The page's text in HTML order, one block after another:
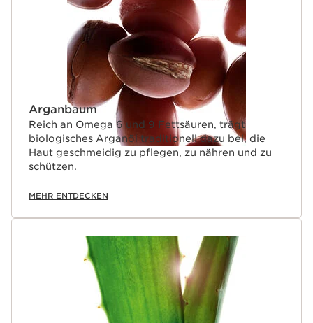
Arganbaum
Reich an Omega 6 und 9 Fettsäuren, trägt
biologisches Arganöl traditionell dazu bei, die
Haut geschmeidig zu pflegen, zu nähren und zu
schützen.
MEHR ENTDECKEN